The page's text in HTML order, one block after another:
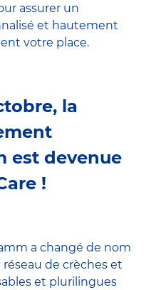
assurer un
et hautement
votre place.
la
est devenue
!
a changé de nom
de crèches et
et plurilingues